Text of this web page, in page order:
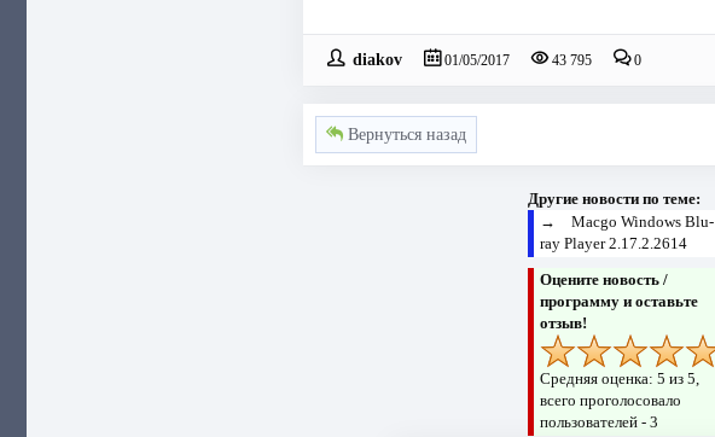
diakov 01/05/2017 43 795 0
Вернуться назад
Другие новости по теме:
→ Macgo Windows Blu-
ray Player 2.17.2.2614
Оцените новость /
программу и оставьте
отзыв!
Средняя оценка: 5 из 5,
всего проголосовало
пользователей - 3